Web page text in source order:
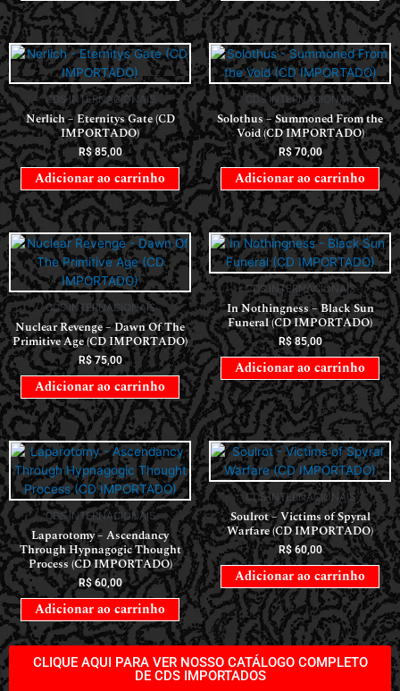
CDS INTERNACIONAIS
Nerlich – Eternitys Gate (CD
IMPORTADO)
R$85,00
Adicionar ao carrinho
CDS INTERNACIONAIS
Solothus – Summoned From the
Void (CD IMPORTADO)
R$70,00
Adicionar ao carrinho
CDS INTERNACIONAIS
Nuclear Revenge – Dawn Of The
Primitive Age (CD IMPORTADO)
R$75,00
Adicionar ao carrinho
CDS INTERNACIONAIS
In Nothingness – Black Sun
Funeral (CD IMPORTADO)
R$85,00
Adicionar ao carrinho
CDS INTERNACIONAIS
Laparotomy – Ascendancy
Through Hypnagogic Thought
Process (CD IMPORTADO)
R$60,00
Adicionar ao carrinho
CDS INTERNACIONAIS
Soulrot – Victims of Spyral
Warfare (CD IMPORTADO)
R$60,00
Adicionar ao carrinho
CLIQUE AQUI PARA VER NOSSO CATÁLOGO COMPLETO
DE CDS IMPORTADOS